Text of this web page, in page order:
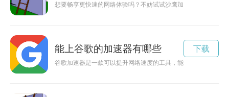
想要畅享更快速的网络体验吗？不妨试试沙鹰加速器免费版！
能上谷歌的加速器有哪些
谷歌加速器是一款可以提升网络速度的工具，能够让用户更快
下载